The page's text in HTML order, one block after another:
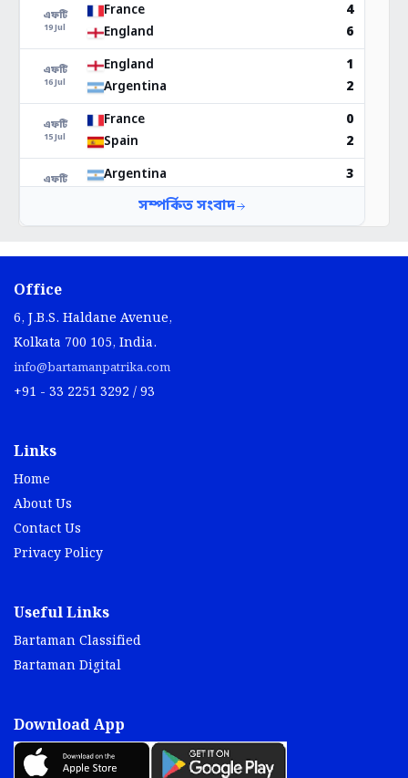
Office
6, J.B.S. Haldane Avenue,
Kolkata 700 105, India.
info@bartamanpatrika.com
+91 - 33 2251 3292 / 93
Links
Home
About Us
Contact Us
Privacy Policy
Useful Links
Bartaman Classified
Bartaman Digital
Download App